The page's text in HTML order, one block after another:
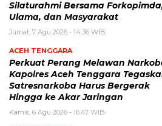
Silaturahmi Bersama
Ulama, dan Masyarakat
Jumat, 7 Agu 2026 - 14:36 WIB
ACEH TENGGARA
Perkuat Perang Melawan
Kapolres Aceh Tenggara
Satresnarkoba Harus Bergerak
Hingga ke Akar Jaringan
Kamis, 6 Agu 2026 - 16:47 WIB